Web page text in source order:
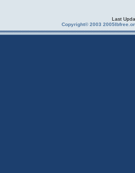
Last
Copyright© 2003